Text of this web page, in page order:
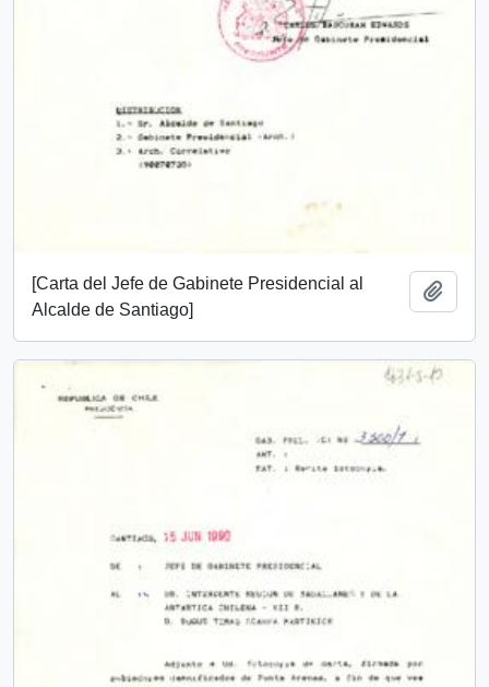
[Carta del Jefe de Gabinete Presidencial al
Alcalde de Santiago]